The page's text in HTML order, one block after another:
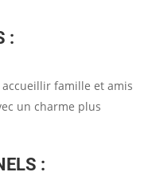
:
famille et amis
un charme plus
: